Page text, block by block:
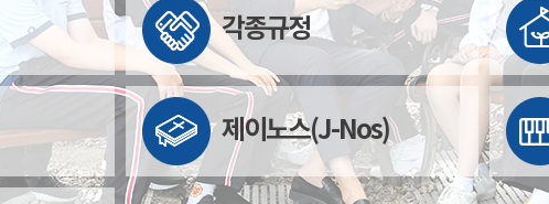
각종규정
제이노스(J-Nos)